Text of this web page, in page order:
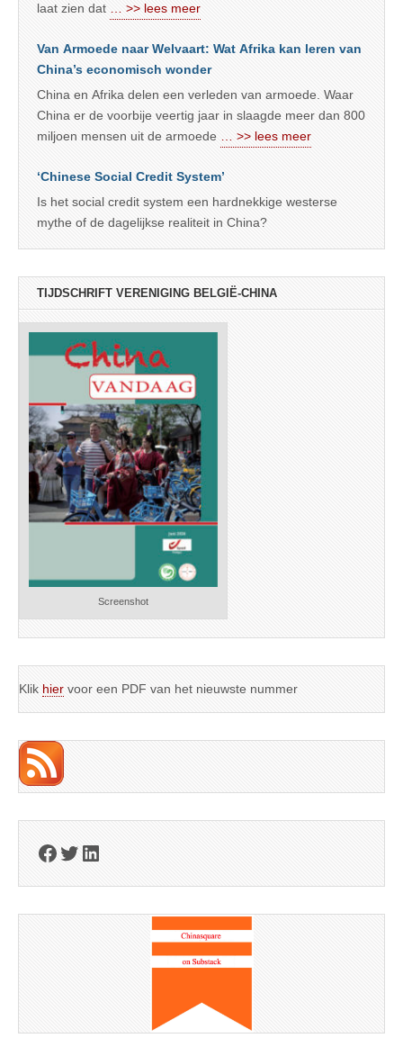
laat zien dat … >> lees meer
Van Armoede naar Welvaart: Wat Afrika kan leren van
China’s economisch wonder
China en Afrika delen een verleden van armoede. Waar
China er de voorbije veertig jaar in slaagde meer dan 800
miljoen mensen uit de armoede … >> lees meer
‘Chinese Social Credit System’
Is het social credit system een hardnekkige westerse
mythe of de dagelijkse realiteit in China?
TIJDSCHRIFT VERENIGING BELGIË-CHINA
Screenshot
Klik hier voor een PDF van het nieuwste nummer
Facebook
Twitter
LinkedIn